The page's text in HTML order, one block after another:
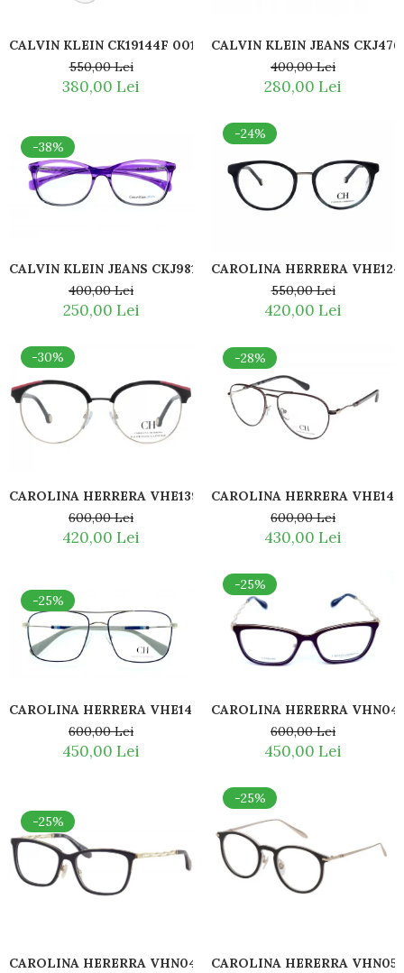
CALVIN KLEIN CK19144F 001
550,00 Lei
380,00 Lei
CALVIN KLEIN JEANS
400,00 Lei
280,00 Lei
-38%
CALVIN KLEIN JEANS CKJ981 509
400,00 Lei
250,00 Lei
-24%
CAROLINA HERRERA
550,00 Lei
420,00 Lei
-30%
CAROLINA HERRERA VHE139L 0301
600,00 Lei
420,00 Lei
-28%
CAROLINA HERRERA
600,00 Lei
430,00 Lei
-25%
CAROLINA HERRERA VHE143 0538
600,00 Lei
450,00 Lei
-25%
CAROLINA HERERRA
600,00 Lei
450,00 Lei
-25%
CAROLINA HERERRA VHN047S 09NQ
-25%
CAROLINA HERERRA